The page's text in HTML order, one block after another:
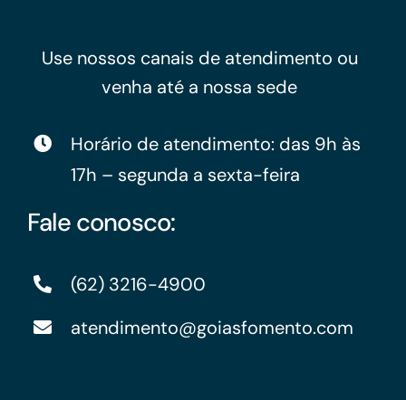
Use nossos canais de atendimento ou
venha até a nossa sede
Horário de atendimento: das 9h às
17h – segunda a sexta-feira
Fale conosco:
(62) 3216-4900
atendimento@goiasfomento.com